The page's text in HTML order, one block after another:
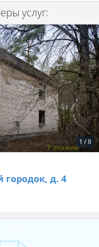
услуг:
1 /8
д. 4